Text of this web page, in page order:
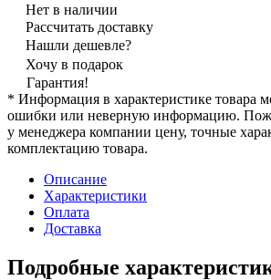
Нет в наличии
Рассчитать доставку
Нашли дешевле?
Хочу в подарок
Гарантия!
* Информация в характеристике товара
ошибки или неверную информацию.
у менеджера компании цену, точные
комплектацию товара.
Описание
Характеристики
Оплата
Доставка
Подробные